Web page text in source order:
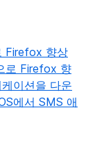
Firefox 향상
로 Firefox 향
이션을 다운
에서 SMS 애